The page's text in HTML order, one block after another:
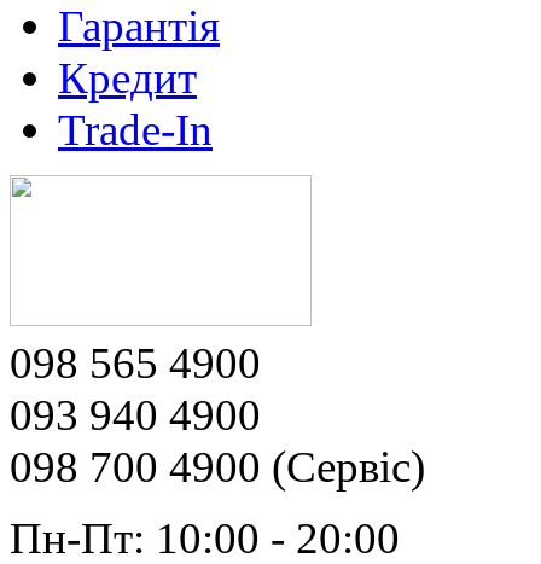
Гарантія
Кредит
Trade-In
098 565 4900
093 940 4900
098 700 4900 (Сервіс)
Пн-Пт: 10:00 - 20:00